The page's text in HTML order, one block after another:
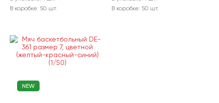
В коробке: 50 шт.
В коробке: 50 шт.
NEW